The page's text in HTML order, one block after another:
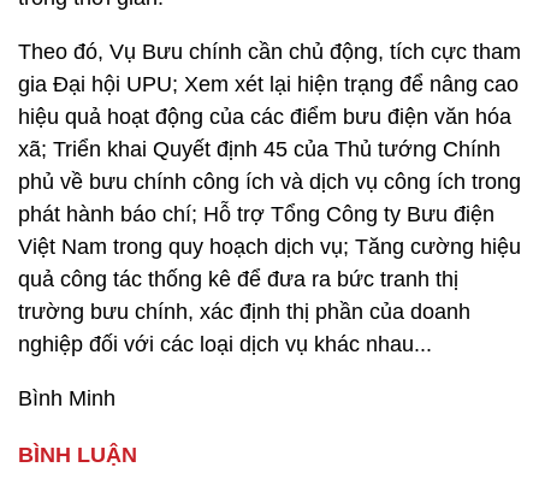
Theo đó, Vụ Bưu chính cần chủ động, tích cực tham
gia Đại hội UPU; Xem xét lại hiện trạng để nâng cao
hiệu quả hoạt động của các điểm bưu điện văn hóa
xã; Triển khai Quyết định 45 của Thủ tướng Chính
phủ về bưu chính công ích và dịch vụ công ích trong
phát hành báo chí; Hỗ trợ Tổng Công ty Bưu điện
Việt Nam trong quy hoạch dịch vụ; Tăng cường hiệu
quả công tác thống kê để đưa ra bức tranh thị
trường bưu chính, xác định thị phần của doanh
nghiệp đối với các loại dịch vụ khác nhau...
Bình Minh